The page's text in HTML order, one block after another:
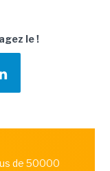
le !
de 50000